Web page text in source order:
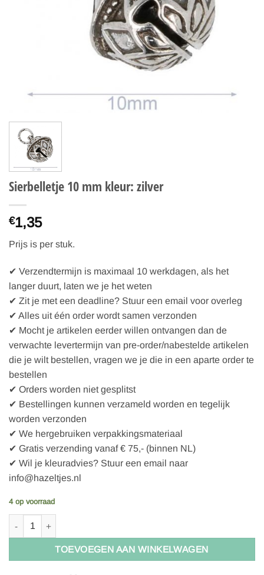
Sierbelletje 10 mm kleur: zilver
€1,35
Prijs is per stuk.
✔ Verzendtermijn is maximaal 10 werkdagen, als het
langer duurt, laten we je het weten
✔ Zit je met een deadline? Stuur een email voor overleg
✔ Alles uit één order wordt samen verzonden
✔ Mocht je artikelen eerder willen ontvangen dan de
verwachte levertermijn van pre-order/nabestelde artikelen
die je wilt bestellen, vragen we je die in een aparte order te
bestellen
✔ Orders worden niet gesplitst
✔ Bestellingen kunnen verzameld worden en tegelijk
worden verzonden
✔ We hergebruiken verpakkingsmateriaal
✔ Gratis verzending vanaf € 75,- (binnen NL)
✔ Wil je kleuradvies? Stuur een email naar
info@hazeltjes.nl
4 op voorraad
Sierbelletje 10 mm kleur: zilver aantal
TOEVOEGEN AAN WINKELWAGEN